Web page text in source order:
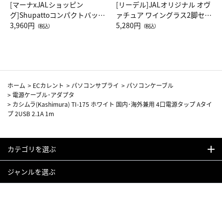
[マーナxJALショッピン
グ]Shupattoコンパクトバッグ
Drop JAL客室乗務員（LC）ス
3,960円 （税込）
[リーデル]JALオリジナル オヴ
ァチュア ワイングラス2脚セッ
ト（レッドワイン）
5,280円 （税込）
ホーム > ECカレント > パソコンサプライ > パソコンケーブル
> 電源ケーブル･アダプタ
> カシムラ(Kashimura) TI-175 ホワイト 国内･海外兼用 4口電源タップ Aタイ
プ 2USB 2.1A 1m
カテゴリを選ぶ
ジャンルを選ぶ